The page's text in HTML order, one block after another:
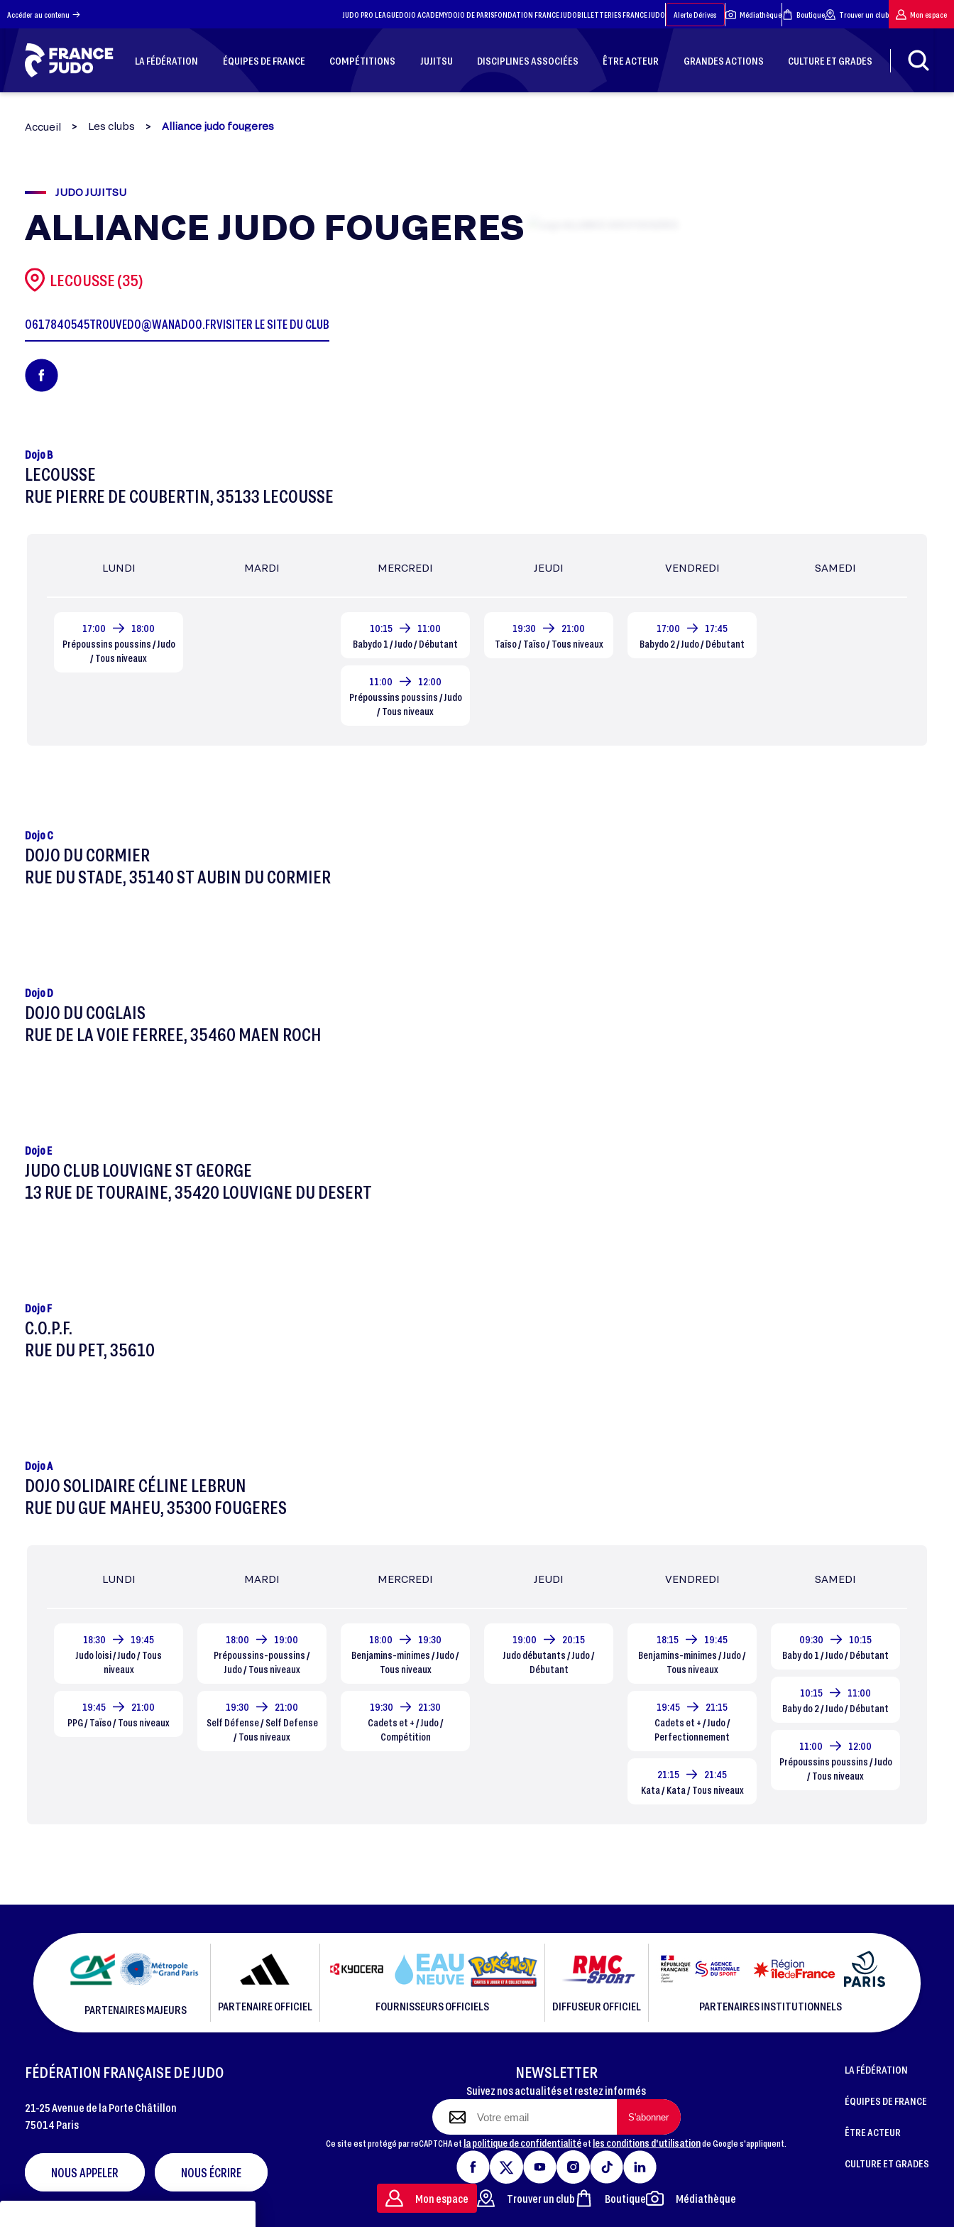
Accéder au contenu JUDO PRO LEAGUEDOJO ACADEMYDOJO DE PARISFONDATION FRANCE JUDOBILLETTERIES FRANCE JUDO Alerte Dérives Médiathèque Boutique Trouver un club Mon espace
LA FÉDÉRATION ÉQUIPES DE FRANCE COMPÉTITIONS JUJITSU DISCIPLINES ASSOCIÉES ÊTRE ACTEUR GRANDES ACTIONS CULTURE ET GRADES
Accueil Les clubs Alliance judo fougeres
JUDO JUJITSU
ALLIANCE JUDO FOUGERES
LECOUSSE (35)
0617840545TROUVEDO@WANADOO.FRVISITER LE SITE DU CLUB
Dojo B
LECOUSSE
RUE PIERRE DE COUBERTIN, 35133 LECOUSSE
LUNDI
17:00
18:00
Prépoussins poussins / Judo
/ Tous niveaux
MARDI MERCREDI
10:15
11:00
Babydo 1 / Judo / Débutant
11:00
12:00
Prépoussins poussins / Judo
/ Tous niveaux
JEUDI
19:30
21:00
Taïso / Taïso / Tous niveaux
VENDREDI
17:00
17:45
Babydo 2 / Judo / Débutant
SAMEDI
Dojo C
DOJO DU CORMIER
RUE DU STADE, 35140 ST AUBIN DU CORMIER
Dojo D
DOJO DU COGLAIS
RUE DE LA VOIE FERREE, 35460 MAEN ROCH
Dojo E
JUDO CLUB LOUVIGNE ST GEORGE
13 RUE DE TOURAINE, 35420 LOUVIGNE DU DESERT
Dojo F
C.O.P.F.
RUE DU PET, 35610
Dojo A
DOJO SOLIDAIRE CÉLINE LEBRUN
RUE DU GUE MAHEU, 35300 FOUGERES
LUNDI
18:30
19:45
Judo loisi / Judo / Tous
niveaux
19:45
21:00
PPG / Taïso / Tous niveaux
MARDI
18:00
19:00
Prépoussins-poussins /
Judo / Tous niveaux
19:30
21:00
Self Défense / Self Defense
/ Tous niveaux
MERCREDI
18:00
19:30
Benjamins-minimes / Judo /
Tous niveaux
19:30
21:30
Cadets et + / Judo /
Compétition
JEUDI
19:00
20:15
Judo débutants / Judo /
Débutant
VENDREDI
18:15
19:45
Benjamins-minimes / Judo /
Tous niveaux
19:45
21:15
Cadets et + / Judo /
Perfectionnement
21:15
21:45
Kata / Kata / Tous niveaux
SAMEDI
09:30
10:15
Baby do 1 / Judo / Débutant
10:15
11:00
Baby do 2 / Judo / Débutant
11:00
12:00
Prépoussins poussins / Judo
/ Tous niveaux
PARTENAIRES MAJEURS PARTENAIRE OFFICIEL FOURNISSEURS OFFICIELS DIFFUSEUR OFFICIEL PARTENAIRES INSTITUTIONNELS
FOOTER
FÉDÉRATION FRANÇAISE DE JUDO
21-25 Avenue de la Porte Châtillon
75014 Paris
NOUS APPELER NOUS ÉCRIRE
NEWSLETTER
Suivez nos actualités et restez informés
Ce site est protégé par reCAPTCHA et la politique de confidentialitéet les conditions d'utilisationde Google s'appliquent.
Mon espace Trouver un club Boutique Médiathèque
LA FÉDÉRATION
ÉQUIPES DE FRANCE
ÊTRE ACTEUR
CULTURE ET GRADES
Panneau de gestion des cookies